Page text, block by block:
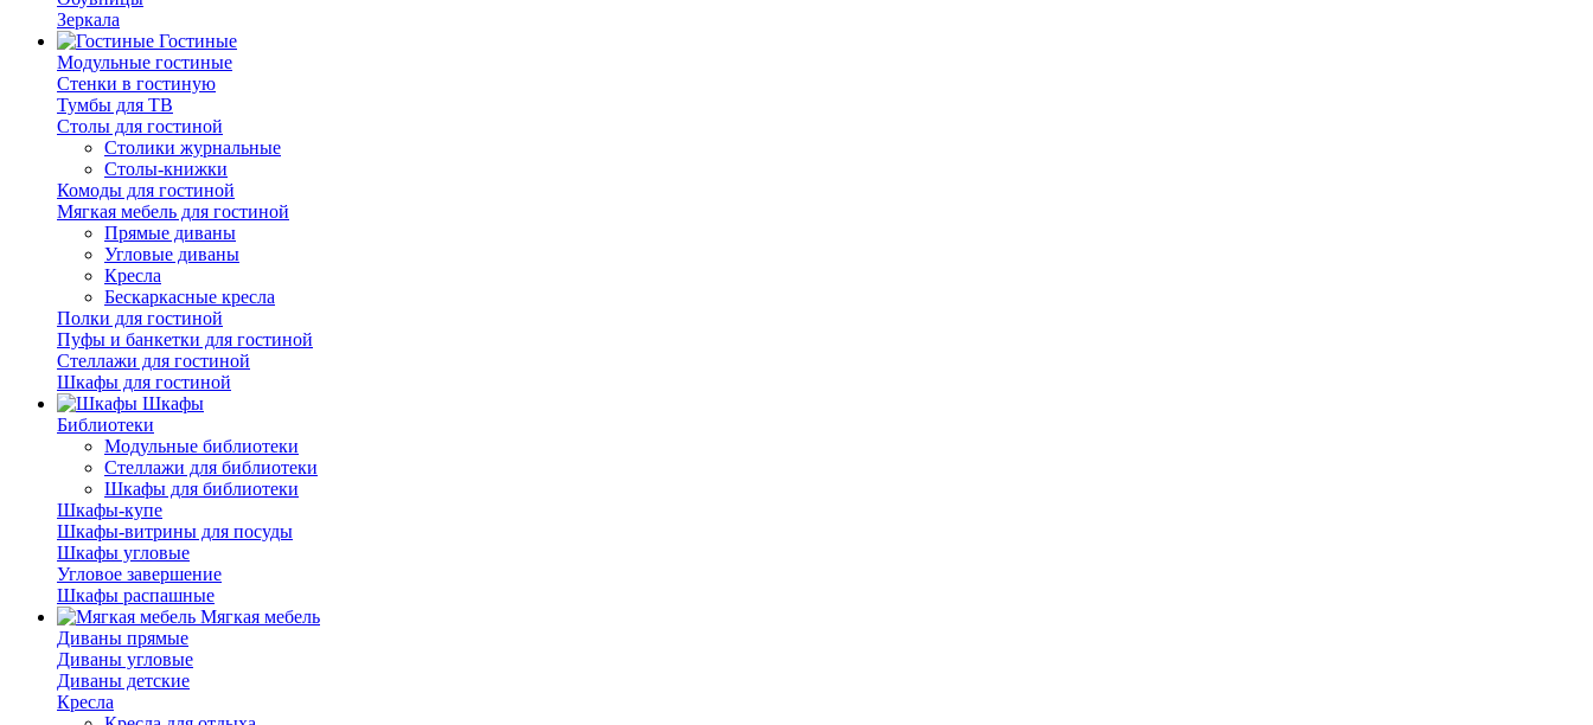
Зеркала
Гостиные
Модульные гостиные
Стенки в гостиную
Тумбы для ТВ
Столы для гостиной
Столики журнальные
Столы-книжки
Комоды для гостиной
Мягкая мебель для гостиной
Прямые диваны
Угловые диваны
Кресла
Бескаркасные кресла
Полки для гостиной
Пуфы и банкетки для гостиной
Стеллажи для гостиной
Шкафы для гостиной
Шкафы
Библиотеки
Модульные библиотеки
Стеллажи для библиотеки
Шкафы для библиотеки
Шкафы-купе
Шкафы-витрины для посуды
Шкафы угловые
Угловое завершение
Шкафы распашные
Мягкая мебель
Диваны прямые
Диваны угловые
Диваны детские
Кресла